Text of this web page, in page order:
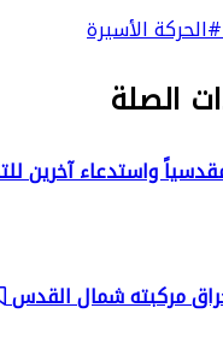
#الحركة الأسيرة
الصلة
مركبته شمال القدس